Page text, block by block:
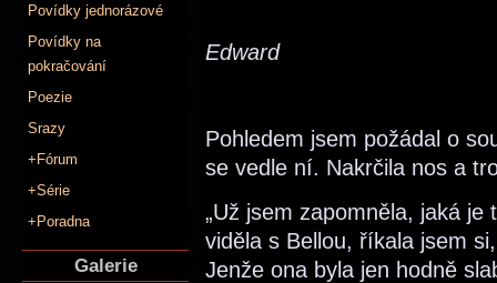
Povídky jednorázové
Povídky na
pokračování
Poezie
Srazy
+Fórum
+Série
+Poradna
Galerie
Edward
Pohledem jsem požádal o
se vedle ní. Nakrčila nos a
„Už jsem zapomněla, jaká
viděla s Bellou, říkala jsem
Jenže ona byla jen hodně